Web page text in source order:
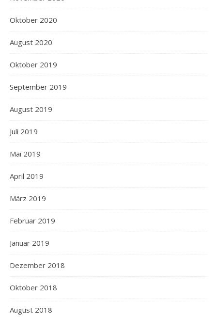
Oktober 2020
August 2020
Oktober 2019
September 2019
August 2019
Juli 2019
Mai 2019
April 2019
März 2019
Februar 2019
Januar 2019
Dezember 2018
Oktober 2018
August 2018